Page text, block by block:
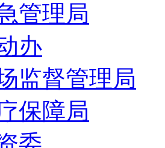
管理局
办
监督管理局
保障局